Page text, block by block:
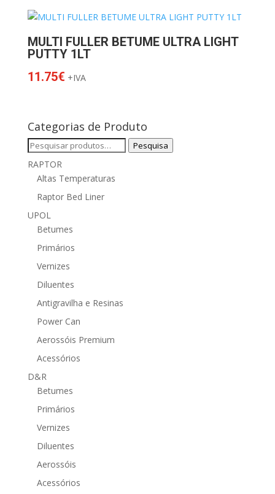
MULTI FULLER BETUME ULTRA LIGHT
PUTTY 1LT
11.75€ +IVA
Categorias de Produto
Pesquisar
por:
Pesquisa
RAPTOR
Altas Temperaturas
Raptor Bed Liner
UPOL
Betumes
Primários
Vernizes
Diluentes
Antigravilha e Resinas
Power Can
Aerossóis Premium
Acessórios
D&R
Betumes
Primários
Vernizes
Diluentes
Aerossóis
Acessórios